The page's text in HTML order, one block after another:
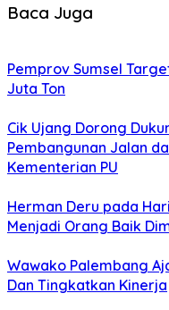
Baca Juga
Pemprov Sumsel
Juta Ton
Cik Ujang Dorong
Pembangunan Jalan
Kementerian PU
Herman Deru pada
Menjadi Orang Baik
Wawako Palembang
Dan Tingkatkan Kinerja